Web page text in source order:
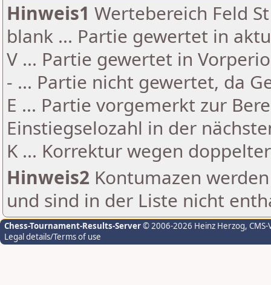
Hinweis1 Wertebereich Feld
blank ... Partie gewertet in
V ... Partie gewertet in
- ... Partie nicht gewertet, da
E ... Partie vorgemerkt zur
Einstiegselozahl in der
K ... Korrektur wegen
Hinweis2 Kontumazen
und sind in der Liste nicht
Chess-Tournament-Results-Server© 2006-2026 Heinz Herzog,
Legal details/Terms of use